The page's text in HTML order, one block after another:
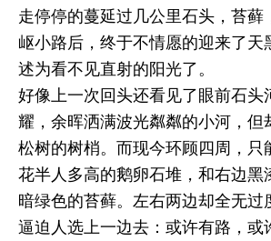
走停停的蔓延过几公里石头，苔藓
岖小路后，终于不情愿的迎来了天
述为看不见直射的阳光了。
好像上一次回头还看见了眼前石头
耀，余晖洒满波光粼粼的小河，但
松树的树梢。而现今环顾四周，只
花半人多高的鹅卵石堆，和右边黑
暗绿色的苔藓。左右两边却全无过
逼迫人选上一边去：或许有路，或